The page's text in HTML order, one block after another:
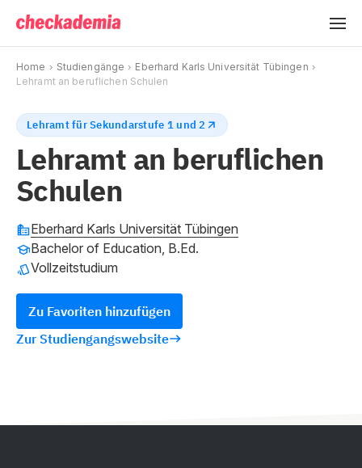
Home Studiengänge
Eberhard Karls Universität Tübingen
Lehramt an beruflichen Schulen
Lehramt für Sekundarstufe 1 und 2
Lehramt an beruflichen
Schulen
Eberhard Karls Universität Tübingen
Bachelor of Education, B.Ed.
Vollzeitstudium
Zu Favoriten hinzufügen
Zur Studiengangswebsite